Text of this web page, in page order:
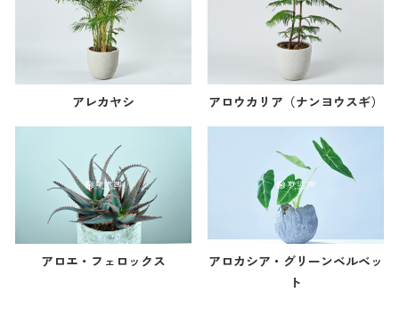
アレカヤシ アロウカリア（ナンヨウスギ）
アロエ・フェロックス
アロカシア・グリーンベルベッ
ト